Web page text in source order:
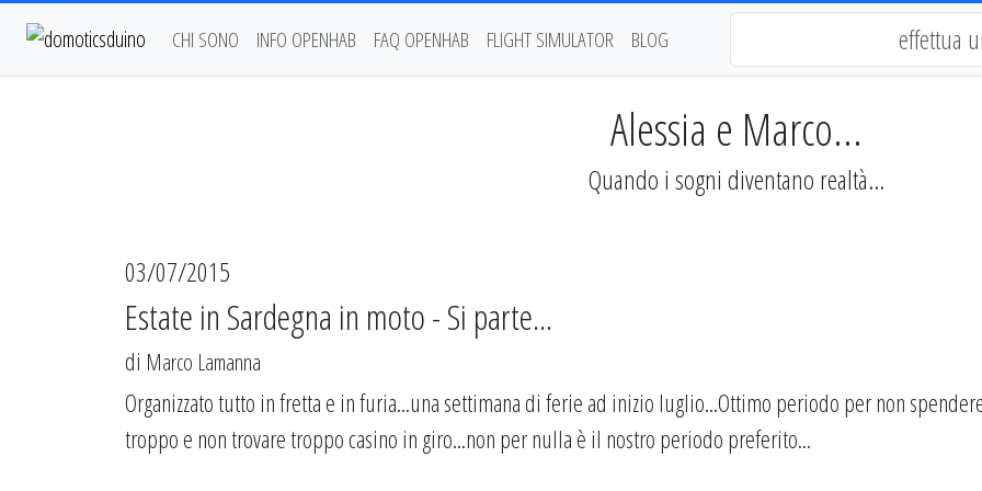
CHI SONO INFO OPENHAB FAQ OPENHAB FLIGHT SIMULATOR BLOG
Alessia e Marco...
Quando i sogni diventano realtà...
03/07/2015
Estate in Sardegna in moto - Si parte...
di Marco Lamanna
Organizzato tutto in fretta e in furia...una settimana di ferie ad inizio luglio...Ottimo periodo per non
troppo e non trovare troppo casino in giro...non per nulla è il nostro periodo preferito...